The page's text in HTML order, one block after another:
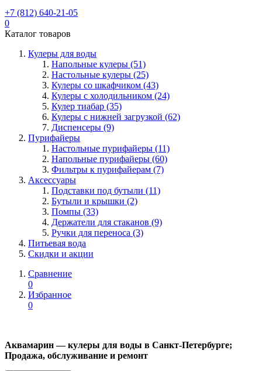
+7 (812) 640-21-05
0
Каталог товаров
Кулеры для воды
Напольные кулеры (51)
Настольные кулеры (25)
Кулеры со шкафчиком (43)
Кулеры с холодильником (24)
Кулер тиабар (35)
Кулеры с нижней загрузкой (62)
Диспенсеры (9)
Пурифайеры
Настольные пурифайеры (11)
Напольные пурифайеры (60)
Фильтры к пурифайерам (7)
Аксессуары
Подставки под бутыли (11)
Бутыли и крышки (2)
Помпы (33)
Держатели для стаканов (9)
Ручки для переноса (3)
Питьевая вода
Скидки и акции
Сравнение
0
Избранное
0
Аквамарин — кулеры для воды в Санкт-Петербурге;
Продажа, обслуживание и ремонт